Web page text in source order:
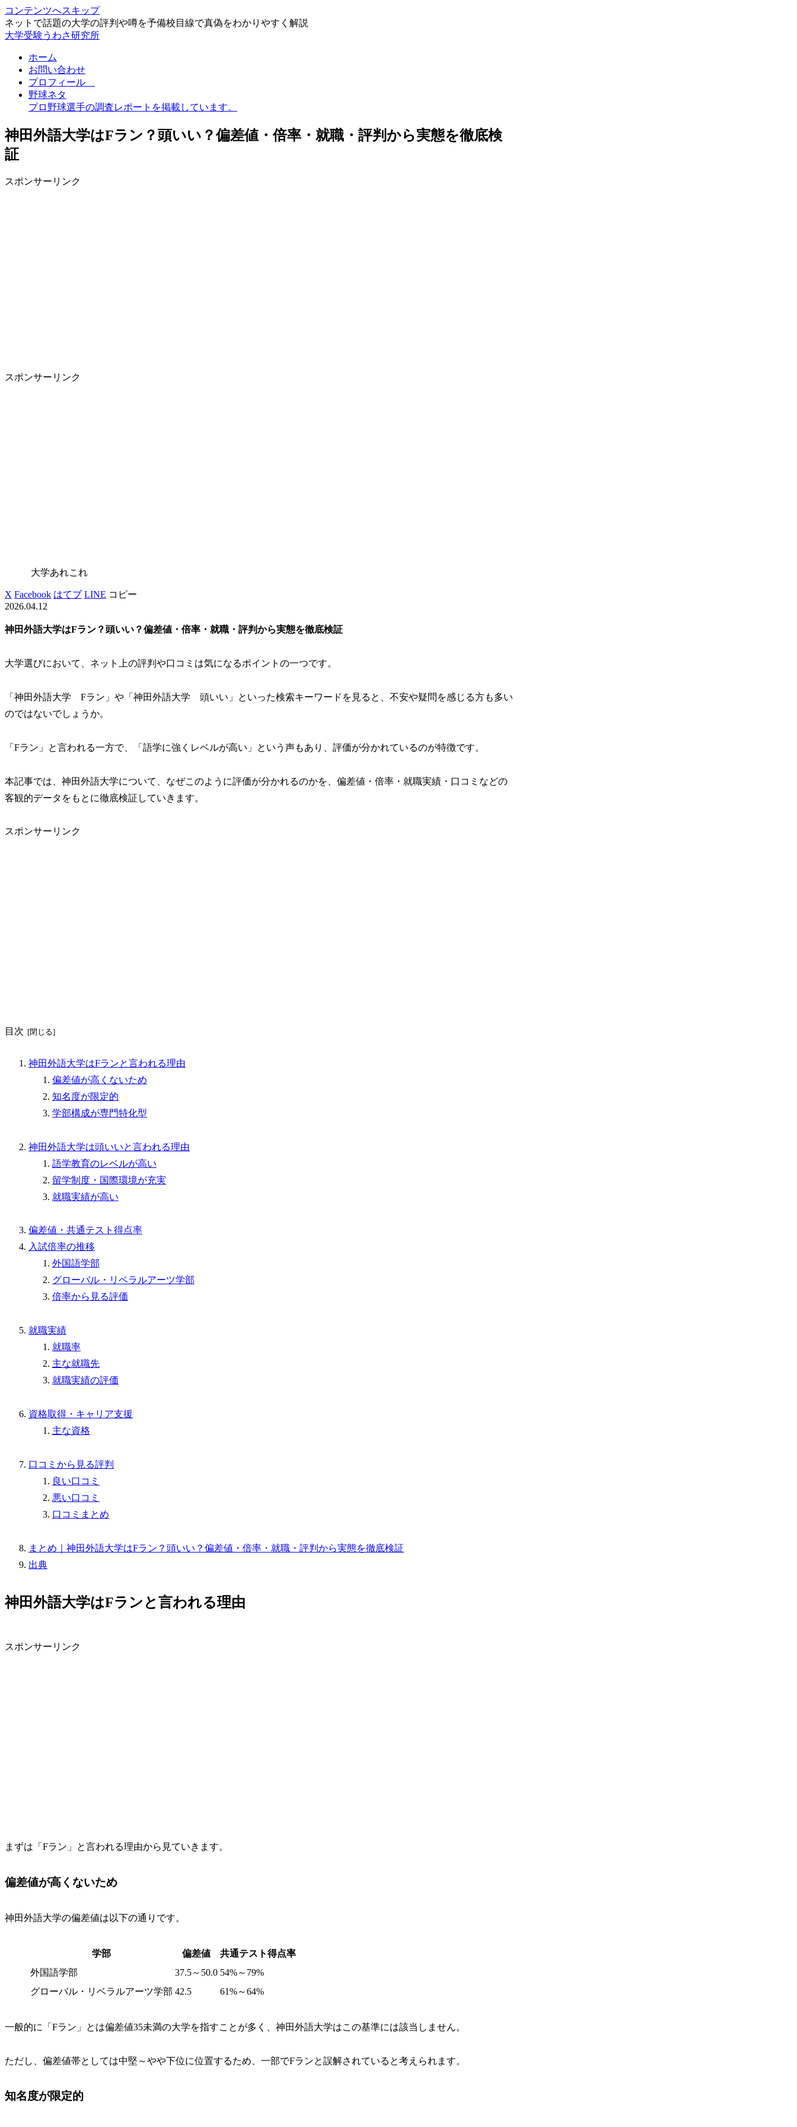
コンテンツへスキップ
ネットで話題の大学の評判や噂を予備校目線で真偽をわかりやすく解説
大学受験うわさ研究所
ホーム
お問い合わせ
プロフィール
野球ネタ
プロ野球選手の調査レポートを掲載しています。
神田外語大学はFラン？頭いい？偏差値・倍率・就職・評判から実態を徹底検
証
スポンサーリンク
スポンサーリンク
大学あれこれ
X Facebook はてブ LINE コピー
2026.04.12
神田外語大学はFラン？頭いい？偏差値・倍率・就職・評判から実態を徹底検証
大学選びにおいて、ネット上の評判や口コミは気になるポイントの一つです。
「神田外語大学 Fラン」や「神田外語大学 頭いい」といった検索キーワードを見ると、不安や疑問を感じる方も多い
のではないでしょうか。
「Fラン」と言われる一方で、「語学に強くレベルが高い」という声もあり、評価が分かれているのが特徴です。
本記事では、神田外語大学について、なぜこのように評価が分かれるのかを、偏差値・倍率・就職実績・口コミなどの
客観的データをもとに徹底検証していきます。
スポンサーリンク
目次
神田外語大学はFランと言われる理由
偏差値が高くないため
知名度が限定的
学部構成が専門特化型
神田外語大学は頭いいと言われる理由
語学教育のレベルが高い
留学制度・国際環境が充実
就職実績が高い
偏差値・共通テスト得点率
入試倍率の推移
外国語学部
グローバル・リベラルアーツ学部
倍率から見る評価
就職実績
就職率
主な就職先
就職実績の評価
資格取得・キャリア支援
主な資格
口コミから見る評判
良い口コミ
悪い口コミ
口コミまとめ
まとめ｜神田外語大学はFラン？頭いい？偏差値・倍率・就職・評判から実態を徹底検証
出典
神田外語大学はFランと言われる理由
スポンサーリンク
まずは「Fラン」と言われる理由から見ていきます。
偏差値が高くないため
神田外語大学の偏差値は以下の通りです。
学部 偏差値
共通テスト得点率
外国語学部
37.5～50.0 54%～79%
グローバル・リベラルアーツ学部 42.5 61%～64%
一般的に「Fラン」とは偏差値35未満の大学を指すことが多く、神田外語大学はこの基準には該当しません。
ただし、偏差値帯としては中堅～やや下位に位置するため、一部でFランと誤解されていると考えられます。
知名度が限定的